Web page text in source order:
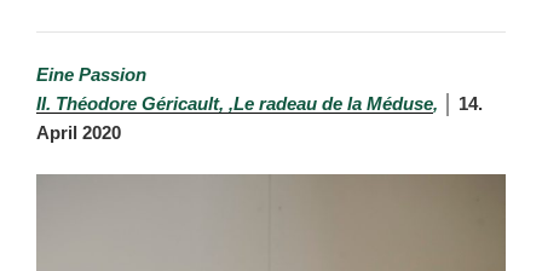
Eine Passion
II. Théodore Géricault, ‚Le radeau de la Méduse‚
14.
April 2020